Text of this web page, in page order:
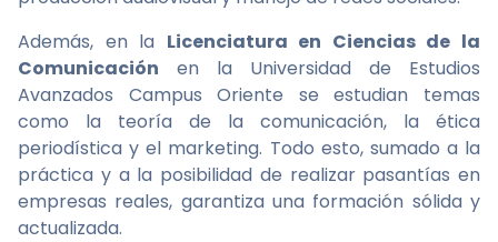
Además, en la Licenciatura en Ciencias de la
Comunicación en la Universidad de Estudios
Avanzados Campus Oriente se estudian temas
como la teoría de la comunicación, la ética
periodística y el marketing. Todo esto, sumado a la
práctica y a la posibilidad de realizar pasantías en
empresas reales, garantiza una formación sólida y
actualizada.